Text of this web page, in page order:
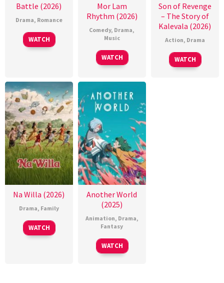
Battle (2026)
Drama, Romance
WATCH
Mor Lam
Rhythm (2026)
Comedy, Drama,
Music
WATCH
Son of Revenge
– The Story of
Kalevala (2026)
Action, Drama
WATCH
Na Willa (2026)
Drama, Family
WATCH
Another World
(2025)
Animation, Drama,
Fantasy
WATCH